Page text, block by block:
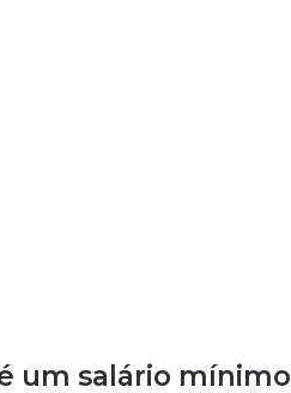
um salário mínimo